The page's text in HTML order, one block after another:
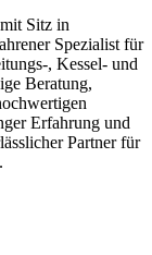
Sitz in
Spezialist für
, Kessel- und
Beratung,
Erfahrung und
Partner für